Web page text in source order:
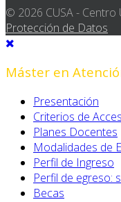
© 2026 CUSA - Centro
Protección de Datos
Máster en
Presentación
Criterios de
Planes Docentes
Modalidades de
Perfil de Ingreso
Perfil de egreso:
Becas